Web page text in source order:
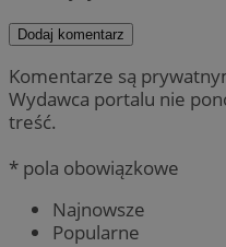
Dodaj komentarz
Komentarze są
Wydawca portalu nie
treść.
* pola obowiązkowe
Najnowsze
Popularne